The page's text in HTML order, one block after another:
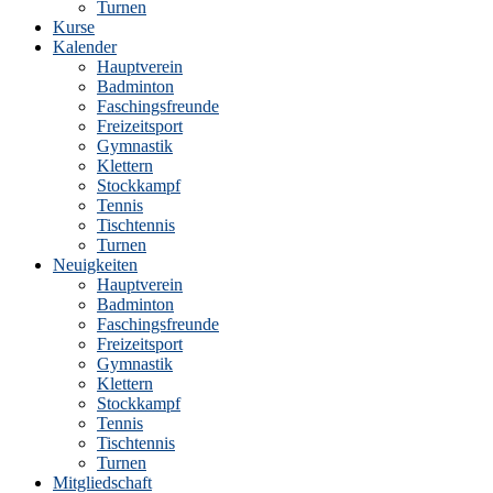
Turnen
Kurse
Kalender
Hauptverein
Badminton
Faschingsfreunde
Freizeitsport
Gymnastik
Klettern
Stockkampf
Tennis
Tischtennis
Turnen
Neuigkeiten
Hauptverein
Badminton
Faschingsfreunde
Freizeitsport
Gymnastik
Klettern
Stockkampf
Tennis
Tischtennis
Turnen
Mitgliedschaft